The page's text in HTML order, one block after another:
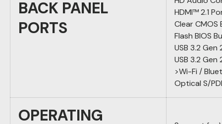
BACK PANEL
PORTS
HDMI™ 2.1
Clear
Flash BIOS
USB 3.2
USB 3.2
>Wi-Fi /
Optical S/
OPERATING